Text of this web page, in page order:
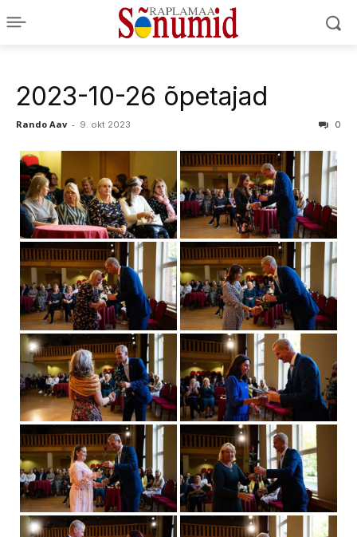
2023-10-26 õpetajad
Rando Aav - 9. okt 2023 0